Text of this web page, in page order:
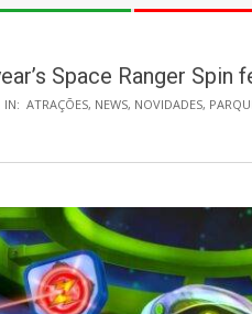
Space Ranger
IN: ATRAÇÕES, NEWS, NOVIDADES,